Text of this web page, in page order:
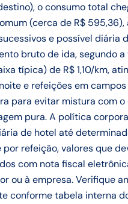
o consumo total
(cerca de R$ 595,36),
e possível diária
bruto de ida, segundo
típica) de R$ 1,10/km,
e refeições em
para evitar mistura com
pura. A política
de hotel até
refeição, valores que
com nota fiscal
ou à empresa. Verifique
conforme tabela interna